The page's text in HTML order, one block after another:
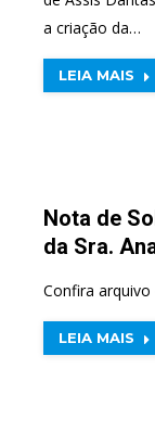
a criação da…
LEIA MAIS
Nota de
da Sra.
Confira arquivo
LEIA MAIS